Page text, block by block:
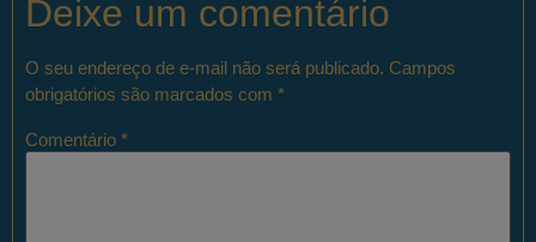
Deixe um comentário
O seu endereço de e-mail não será publicado. Campos
obrigatórios são marcados com *
Comentário *